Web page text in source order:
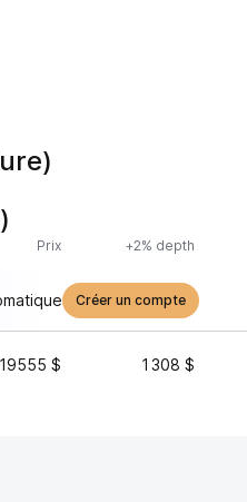
Prix +2% depth
Créer un compte
$ 1 308 $